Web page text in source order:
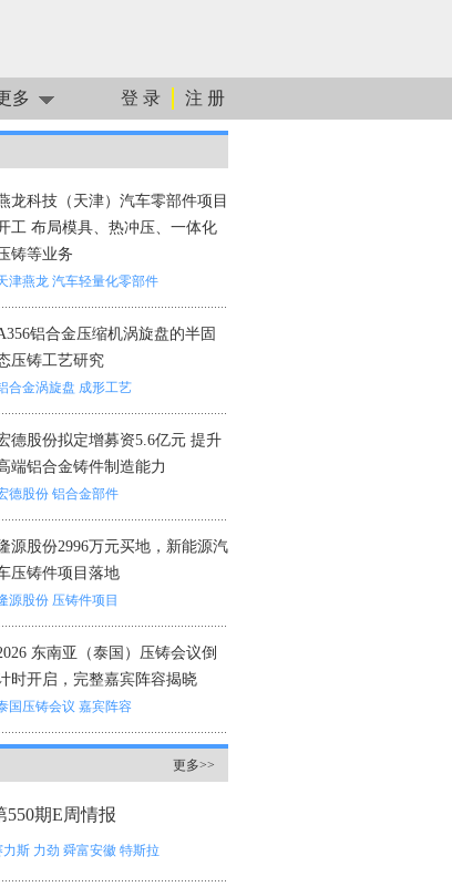
多 登 录 注 册
龙科技（天津）汽车零部件项目
工 布局模具、热冲压、一体化
铸等业务
津燕龙 汽车轻量化零部件
铝合金压缩机涡旋盘的半固
压铸工艺研究
合金涡旋盘 成形工艺
德股份拟定增募资5.6亿元 提升
端铝合金铸件制造能力
德股份 铝合金部件
源股份2996万元买地，新能源汽
压铸件项目落地
源股份 压铸件项目
东南亚（泰国）压铸会议倒
时开启，完整嘉宾阵容揭晓
国压铸会议 嘉宾阵容
更多>>
550期E周情报
力斯 力劲 舜富安徽 特斯拉